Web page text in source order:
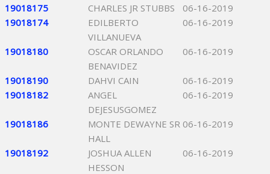
19018175 CHARLES JR STUBBS
06-16-2019
19018174
EDILBERTO
VILLANUEVA
06-16-2019
19018180
OSCAR ORLANDO
BENAVIDEZ
06-16-2019
19018190 DAHVI CAIN
06-16-2019
19018182
ANGEL
DEJESUSGOMEZ
06-16-2019
19018186
MONTE DEWAYNE SR
HALL
06-16-2019
19018192
JOSHUA ALLEN
HESSON
06-16-2019